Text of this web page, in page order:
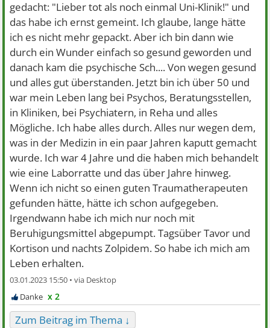
gedacht: "Lieber tot als noch einmal Uni-Klinik!" und
das habe ich ernst gemeint. Ich glaube, lange hätte
ich es nicht mehr gepackt. Aber ich bin dann wie
durch ein Wunder einfach so gesund geworden und
danach kam die psychische Sch.... Von wegen gesund
und alles gut überstanden. Jetzt bin ich über 50 und
war mein Leben lang bei Psychos, Beratungsstellen,
in Kliniken, bei Psychiatern, in Reha und alles
Mögliche. Ich habe alles durch. Alles nur wegen dem,
was in der Medizin in ein paar Jahren kaputt gemacht
wurde. Ich war 4 Jahre und die haben mich behandelt
wie eine Laborratte und das über Jahre hinweg.
Wenn ich nicht so einen guten Traumatherapeuten
gefunden hätte, hätte ich schon aufgegeben.
Irgendwann habe ich mich nur noch mit
Beruhigungsmittel abgepumpt. Tagsüber Tavor und
Kortison und nachts Zolpidem. So habe ich mich am
Leben erhalten.
03.01.2023 15:50 •
x 2
Zum Beitrag im Thema ↓